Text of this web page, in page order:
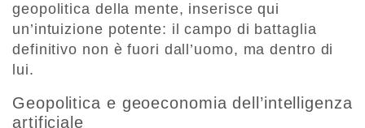
geopolitica della mente, inserisce qui
un’intuizione potente: il campo di battaglia
definitivo non è fuori dall’uomo, ma dentro di
lui.
Geopolitica e geoeconomia dell’intelligenza
artificiale